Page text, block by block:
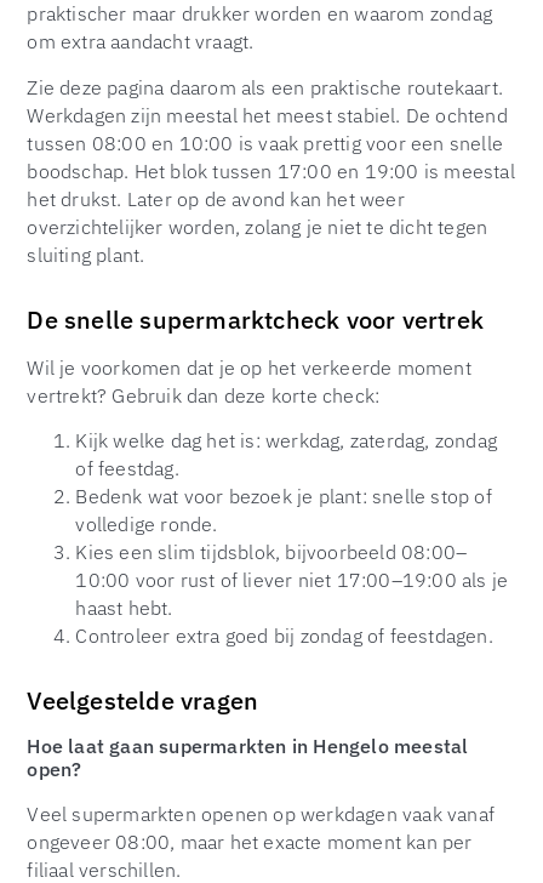
praktischer maar drukker worden en waarom zondag
om extra aandacht vraagt.
Zie deze pagina daarom als een praktische routekaart.
Werkdagen zijn meestal het meest stabiel. De ochtend
tussen 08:00 en 10:00 is vaak prettig voor een snelle
boodschap. Het blok tussen 17:00 en 19:00 is meestal
het drukst. Later op de avond kan het weer
overzichtelijker worden, zolang je niet te dicht tegen
sluiting plant.
De snelle supermarktcheck voor vertrek
Wil je voorkomen dat je op het verkeerde moment
vertrekt? Gebruik dan deze korte check:
Kijk welke dag het is: werkdag, zaterdag, zondag
of feestdag.
Bedenk wat voor bezoek je plant: snelle stop of
volledige ronde.
Kies een slim tijdsblok, bijvoorbeeld 08:00–
10:00 voor rust of liever niet 17:00–19:00 als je
haast hebt.
Controleer extra goed bij zondag of feestdagen.
Veelgestelde vragen
Hoe laat gaan supermarkten in Hengelo meestal
open?
Veel supermarkten openen op werkdagen vaak vanaf
ongeveer 08:00, maar het exacte moment kan per
filiaal verschillen.